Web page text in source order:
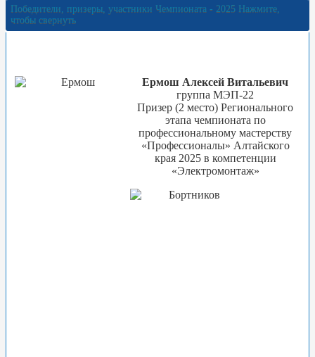
Победители, призеры, участники Чемпионата - 2025 Нажмите,
чтобы свернуть
Ермош Алексей Витальевич
группа МЭП-22
Призер (2 место) Регионального
этапа чемпионата по
профессиональному мастерству
«Профессионалы» Алтайского
края 2025 в компетенции
«Электромонтаж»